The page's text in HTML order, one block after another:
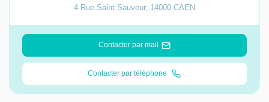
4 Rue Saint Sauveur, 14000 CAEN
Contacter par mail
Contacter par téléphone